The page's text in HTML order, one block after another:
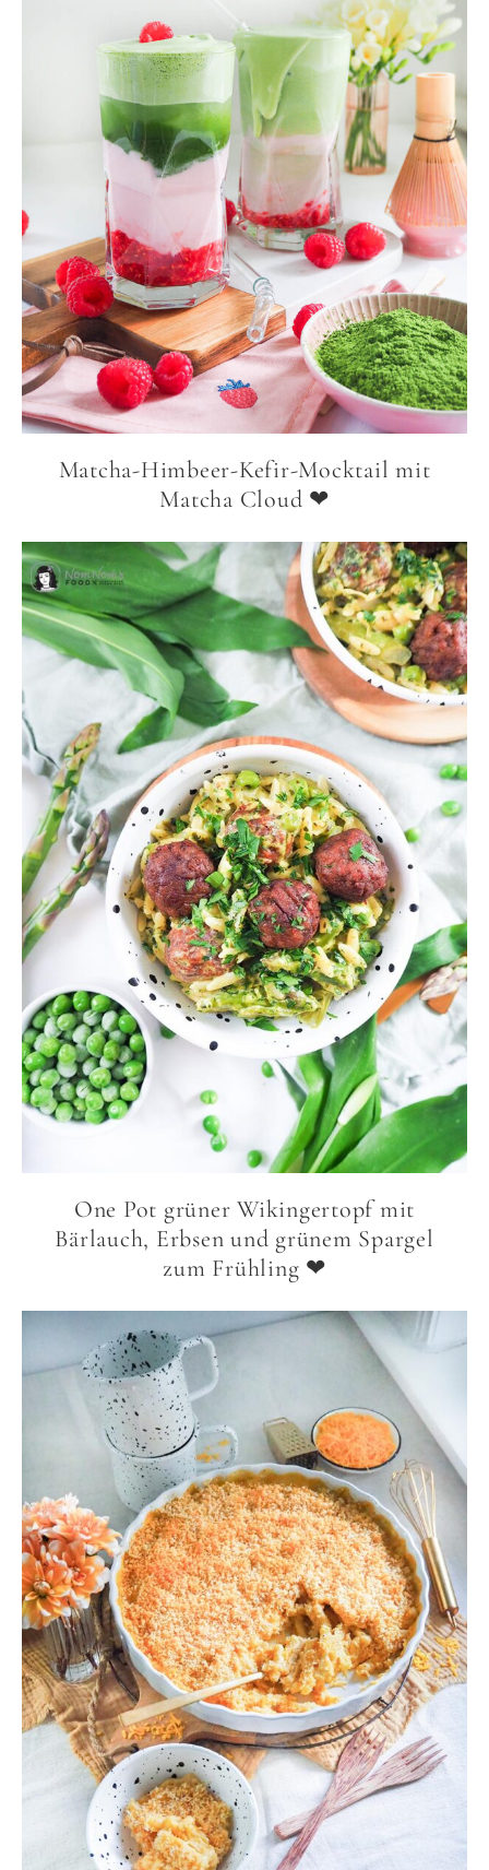
Matcha-Himbeer-Kefir-Mocktail mit
Matcha Cloud ❤
One Pot grüner Wikingertopf mit
Bärlauch, Erbsen und grünem Spargel
zum Frühling ❤